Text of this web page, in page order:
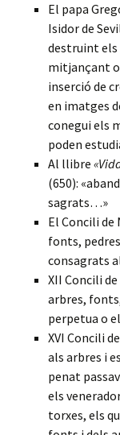
El papa
Isidor de
destruint
mitjançant
inserció de
en imatges
conegui els
poden
Al llibre
(650):
sagrats…»
El Concili
fonts,
consagrats
XII Concili
arbres,
perpetua o
XVI Concili
als arbres i
penat
els
torxes, els